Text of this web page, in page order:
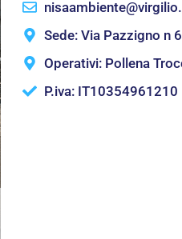
Sede: Via Pazzigno n
Operativi: Pollena
P.iva: IT10354961210